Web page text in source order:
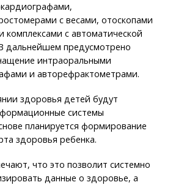
с весами, отоскопами
комплексами с автоматической
дальнейшем предусмотрено
интраоральными
и авторефрактометрами.
здоровья детей будут
системы
планируется формирование
здоровья ребенка.
что это позволит системно
данные о здоровье, а